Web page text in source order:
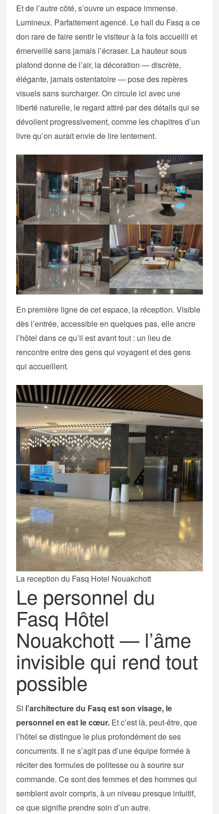
Et de l’autre côté, s’ouvre un espace immense.
Lumineux. Parfaitement agencé. Le hall du Fasq a ce
don rare de faire sentir le visiteur à la fois accueilli et
émerveillé sans jamais l’écraser. La hauteur sous
plafond donne de l’air, la décoration — discrète,
élégante, jamais ostentatoire — pose des repères
visuels sans surcharger. On circule ici avec une
liberté naturelle, le regard attiré par des détails qui se
dévoilent progressivement, comme les chapitres d’un
livre qu’on aurait envie de lire lentement.
En première ligne de cet espace, la réception. Visible
dès l’entrée, accessible en quelques pas, elle ancre
l’hôtel dans ce qu’il est avant tout : un lieu de
rencontre entre des gens qui voyagent et des gens
qui accueillent.
La reception du Fasq Hotel Nouakchott
Le personnel du
Fasq Hôtel
Nouakchott — l’âme
invisible qui rend tout
possible
Si l’architecture du Fasq est son visage, le
personnel en est le cœur. Et c’est là, peut-être, que
l’hôtel se distingue le plus profondément de ses
concurrents. Il ne s’agit pas d’une équipe formée à
réciter des formules de politesse ou à sourire sur
commande. Ce sont des femmes et des hommes qui
semblent avoir compris, à un niveau presque intuitif,
ce que signifie prendre soin d’un autre.